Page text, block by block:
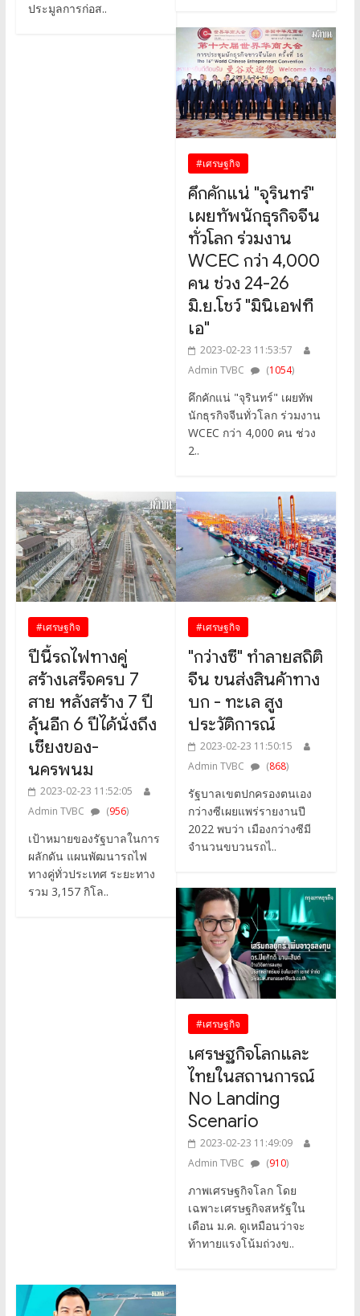
ประมูลการก่อส..
#เศรษฐกิจ
คึกคักแน่ "จุรินทร์"
เผยทัพนักธุรกิจจีน
ทั่วโลก ร่วมงาน
WCEC กว่า 4,000
คน ช่วง 24-26
มิ.ย.โชว์ "มินิเอฟที
เอ"
2023-02-23 11:53:57
Admin TVBC
(1054)
คึกคักแน่ "จุรินทร์" เผยทัพ
นักธุรกิจจีนทั่วโลก ร่วมงาน
WCEC กว่า 4,000 คน ช่วง
2..
#เศรษฐกิจ
ปีนี้รถไฟทางคู่
สร้างเสร็จครบ 7
สาย หลังสร้าง 7 ปี
ลุ้นอีก 6 ปีได้นั่งถึง
เชียงของ-
นครพนม
2023-02-23 11:52:05
Admin TVBC
(956)
เป้าหมายของรัฐบาลในการ
ผลักดัน แผนพัฒนารถไฟ
ทางคู่ทั่วประเทศ ระยะทาง
รวม 3,157 กิโล..
#เศรษฐกิจ
"กว่างซี" ทำลายสถิติ
จีน ขนส่งสินค้าทาง
บก - ทะเล สูง
ประวัติการณ์
2023-02-23 11:50:15
Admin TVBC
(868)
รัฐบาลเขตปกครองตนเอง
กว่างซีเผยแพร่รายงานปี
2022 พบว่า เมืองกว่างซีมี
จำนวนขบวนรถไ..
#เศรษฐกิจ
เศรษฐกิจโลกและ
ไทยในสถานการณ์
No Landing
Scenario
2023-02-23 11:49:09
Admin TVBC
(910)
ภาพเศรษฐกิจโลก โดย
เฉพาะเศรษฐกิจสหรัฐใน
เดือน ม.ค. ดูเหมือนว่าจะ
ท้าทายแรงโน้มถ่วงข..